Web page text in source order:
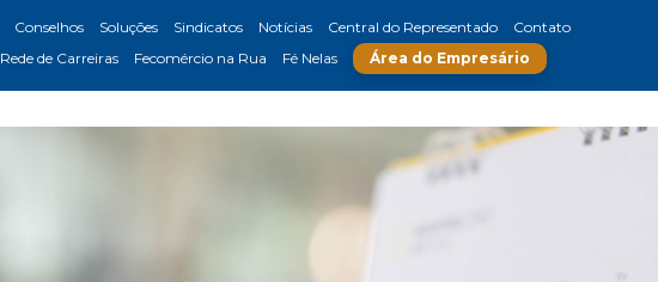
Conselhos Soluções Sindicatos Notícias Central do Representado
Contato
Rede de Carreiras Fecomércio na Rua Fé Nelas Área do Empresário